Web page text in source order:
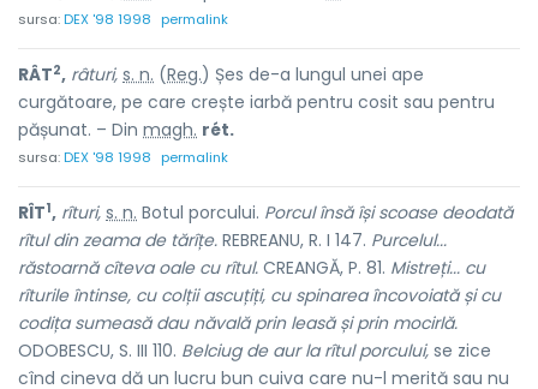
sursa:DEX '98 1998 permalink
RÂT2, râturi, s. n. (Reg.) Șes de-a lungul unei ape
curgătoare, pe care crește iarbă pentru cosit sau pentru
pășunat. – Din magh. rét.
sursa:DEX '98 1998 permalink
RÎT1, rîturi, s. n. Botul porcului. Porcul însă își scoase deodată
rîtul din zeama de tărîțe. REBREANU, R. I 147. Purcelul...
răstoarnă cîteva oale cu rîtul. CREANGĂ, P. 81. Mistreți... cu
rîturile întinse, cu colții ascuțiți, cu spinarea încovoiată și cu
codița sumeasă dau năvală prin leasă și prin mocirlă.
ODOBESCU, S. III 110. Belciug de aur la rîtul porcului, se zice
cînd cineva dă un lucru bun cuiva care nu-l merită sau nu